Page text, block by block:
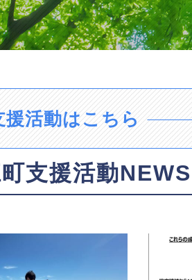
援活動はこちら
支援活動NEWS